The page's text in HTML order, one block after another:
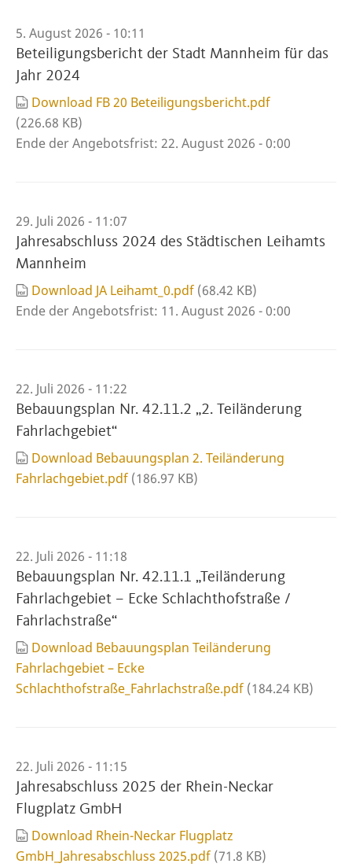
5. August 2026 - 10:11
Beteiligungsbericht der Stadt Mannheim für das
Jahr 2024
Download FB 20 Beteiligungsbericht.pdf
(226.68 KB)
Ende der Angebotsfrist: 22. August 2026 - 0:00
29. Juli 2026 - 11:07
Jahresabschluss 2024 des Städtischen Leihamts
Mannheim
Download JA Leihamt_0.pdf (68.42 KB)
Ende der Angebotsfrist: 11. August 2026 - 0:00
22. Juli 2026 - 11:22
Bebauungsplan Nr. 42.11.2 „2. Teiländerung
Fahrlachgebiet“
Download Bebauungsplan 2. Teiländerung
Fahrlachgebiet.pdf (186.97 KB)
22. Juli 2026 - 11:18
Bebauungsplan Nr. 42.11.1 „Teiländerung
Fahrlachgebiet – Ecke Schlachthofstraße /
Fahrlachstraße“
Download Bebauungsplan Teiländerung
Fahrlachgebiet – Ecke
Schlachthofstraße_Fahrlachstraße.pdf (184.24 KB)
22. Juli 2026 - 11:15
Jahresabschluss 2025 der Rhein-Neckar
Flugplatz GmbH
Download Rhein-Neckar Flugplatz
GmbH_Jahresabschluss 2025.pdf (71.8 KB)